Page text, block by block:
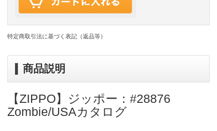
特定商取引法に基づく表記（返品等）
商品説明
【ZIPPO】ジッポー：#28876
Zombie/USAカタログ